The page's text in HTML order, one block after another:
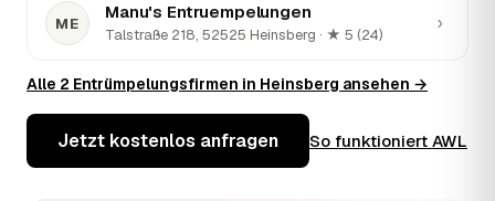
ME
Manu's Entruempelungen
Talstraße 218, 52525 Heinsberg · ★ 5 (24)
›
Alle 2 Entrümpelungsfirmen in Heinsberg ansehen →
Jetzt kostenlos anfragen So funktioniert AWL